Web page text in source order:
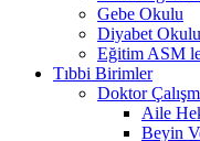
Gebe Okulu
Diyabet Okulu
Eğitim ASM
Tıbbi Birimler
Doktor
Aile
Beyin